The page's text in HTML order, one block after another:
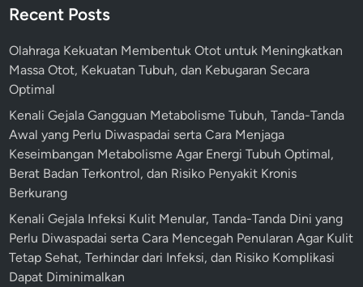
Recent Posts
Olahraga Kekuatan Membentuk Otot untuk Meningkatkan
Massa Otot, Kekuatan Tubuh, dan Kebugaran Secara
Optimal
Kenali Gejala Gangguan Metabolisme Tubuh, Tanda-Tanda
Awal yang Perlu Diwaspadai serta Cara Menjaga
Keseimbangan Metabolisme Agar Energi Tubuh Optimal,
Berat Badan Terkontrol, dan Risiko Penyakit Kronis
Berkurang
Kenali Gejala Infeksi Kulit Menular, Tanda-Tanda Dini yang
Perlu Diwaspadai serta Cara Mencegah Penularan Agar Kulit
Tetap Sehat, Terhindar dari Infeksi, dan Risiko Komplikasi
Dapat Diminimalkan